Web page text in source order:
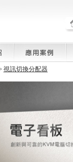
視訊切換分配器